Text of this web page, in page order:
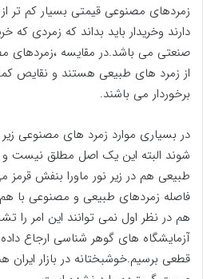
زمردهای مصنوعی قیمتی بسیار کم تر
دارند وخریدار باید بداند که زمردی
صنعتی می باشد.در مقایسه ،زمردهای
از زمرد های طبیعی هستند و نقایص
برخوردار می باشند.
در بسیاری موارد زمرد های مصنوعی
شوند البته این یک اصل مطلق نیست و
طبیعی هم در زیر نور ماورا بنفش
فاصله زمردهای طبیعی و مصنوعی با
هم در نظر اول نمی توانند این امر را
آزمایشگاه های گوهر شناسی ارجاع
قطعی برسیم.خوشبختانه در بازار